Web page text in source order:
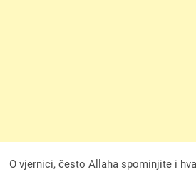
O vjernici, često Allaha spominjite i